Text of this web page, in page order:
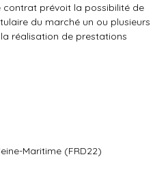
contrat prévoit la possibilité de
du marché un ou plusieurs
réalisation de prestations
Maritime (FRD22)